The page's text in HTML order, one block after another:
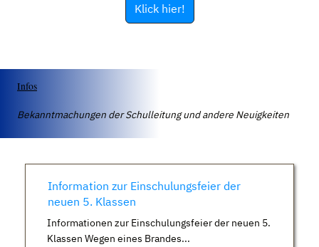
Klick hier!
Infos
Bekanntmachungen der Schulleitung und andere Neuigkeiten
Information zur Einschulungsfeier der
neuen 5. Klassen
Informationen zur Einschulungsfeier der neuen 5.
Klassen Wegen eines Brandes...